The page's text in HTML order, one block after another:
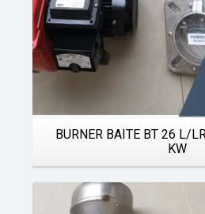
BURNER BAITE BT 26 L/
KW